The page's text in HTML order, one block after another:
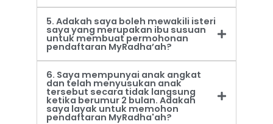
5. Adakah saya boleh mewakili isteri
saya yang merupakan ibu susuan
untuk membuat permohonan
pendaftaran MyRadha’ah?
6. Saya mempunyai anak angkat
dan telah menyusukan anak
tersebut secara tidak langsung
ketika berumur 2 bulan. Adakah
saya layak untuk memohon
pendaftaran MyRadha'ah?